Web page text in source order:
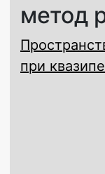
метод
при